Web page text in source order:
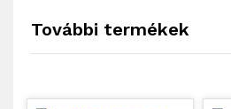
További termékek